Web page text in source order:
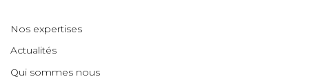
Nos expertises
Actualités
Qui sommes nous